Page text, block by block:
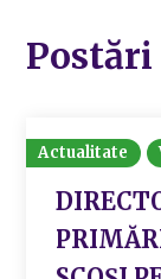
Actualitate